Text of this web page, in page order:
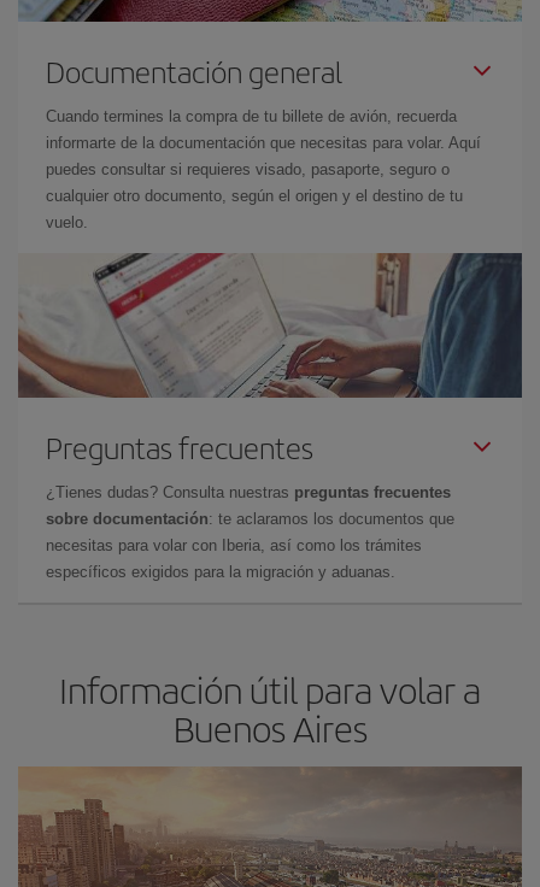
Documentación general
Cuando termines la compra de tu billete de avión, recuerda
informarte de la documentación que necesitas para volar. Aquí
puedes consultar si requieres visado, pasaporte, seguro o
cualquier otro documento, según el origen y el destino de tu
vuelo.
Preguntas frecuentes
¿Tienes dudas? Consulta nuestras preguntas frecuentes
sobre documentación: te aclaramos los documentos que
necesitas para volar con Iberia, así como los trámites
específicos exigidos para la migración y aduanas.
Información útil para volar a
Buenos Aires